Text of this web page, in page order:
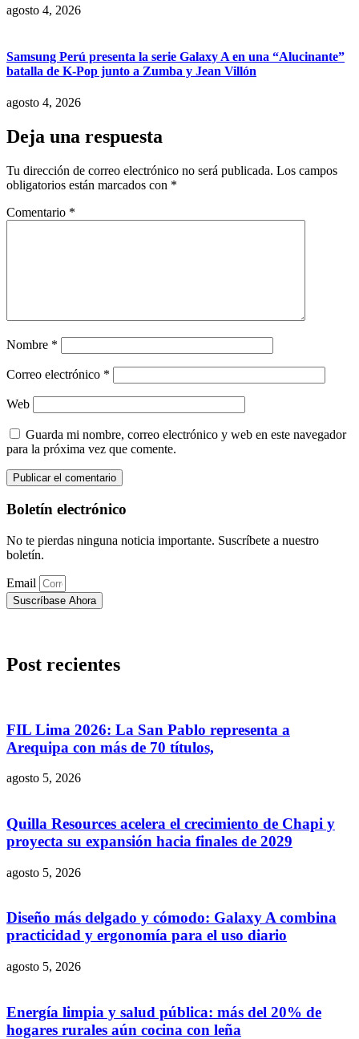
agosto 4, 2026
Samsung Perú presenta la serie Galaxy A en una “Alucinante”
batalla de K-Pop junto a Zumba y Jean Villón
agosto 4, 2026
Deja una respuesta
Tu dirección de correo electrónico no será publicada. Los campos
obligatorios están marcados con *
Comentario *
Nombre *
Correo electrónico *
Web
Guarda mi nombre, correo electrónico y web en este navegador
para la próxima vez que comente.
Boletín electrónico
No te pierdas ninguna noticia importante. Suscríbete a nuestro
boletín.
Email
Suscríbase Ahora
Post recientes
FIL Lima 2026: La San Pablo representa a
Arequipa con más de 70 títulos,
agosto 5, 2026
Quilla Resources acelera el crecimiento de Chapi y
proyecta su expansión hacia finales de 2029
agosto 5, 2026
Diseño más delgado y cómodo: Galaxy A combina
practicidad y ergonomía para el uso diario
agosto 5, 2026
Energía limpia y salud pública: más del 20% de
hogares rurales aún cocina con leña